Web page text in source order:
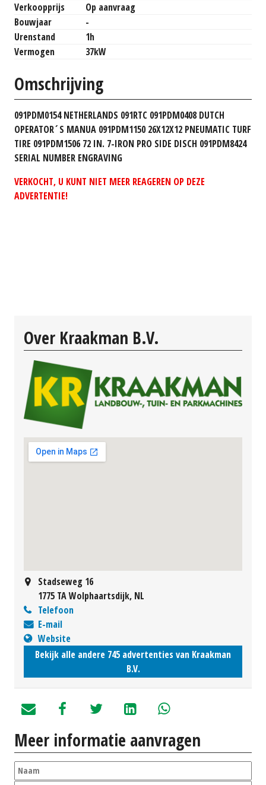
Verkoopprijs
Op aanvraag
Bouwjaar
-
Urenstand
1h
Vermogen
37kW
Omschrijving
091PDM0154 NETHERLANDS 091RTC 091PDM0408 DUTCH
OPERATOR´S MANUA 091PDM1150 26X12X12 PNEUMATIC TURF
TIRE 091PDM1506 72 IN. 7-IRON PRO SIDE DISCH 091PDM8424
SERIAL NUMBER ENGRAVING
VERKOCHT, U KUNT NIET MEER REAGEREN OP DEZE
ADVERTENTIE!
Over Kraakman B.V.
Stadseweg 16
1775 TA Wolphaartsdijk, NL
Telefoon
E-mail
Website
Bekijk alle andere 745 advertenties van Kraakman
B.V.
Meer informatie aanvragen